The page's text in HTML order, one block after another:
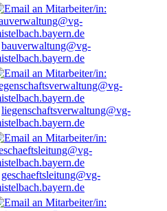
bauverwaltung@vg-
liegenschaftsverwaltung@vg-
geschaeftsleitung@vg-